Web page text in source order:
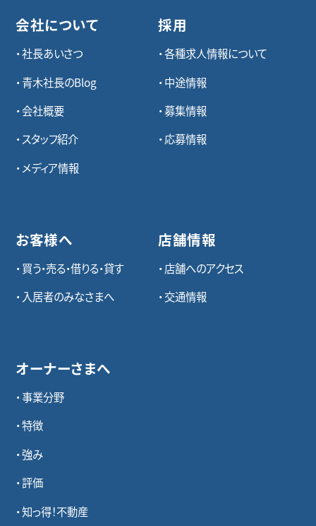
会社について
社長あいさつ
青木社長のBlog
会社概要
スタッフ紹介
メディア情報
お客様へ
買う・売る・借りる・貸す
入居者のみなさまへ
オーナーさまへ
事業分野
特徴
強み
評価
知っ得！不動産
採用
各種求⼈情報について
中途情報
募集情報
応募情報
店舗情報
店舗へのアクセス
交通情報